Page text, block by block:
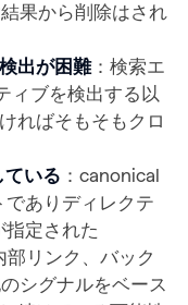
果から削除はされ
出が困難：検索エ
ィブを検出する以
ればそもそもクロ
ている ：canonical
ありディレクテ
指定された
リンク、バック
シグナルをベース